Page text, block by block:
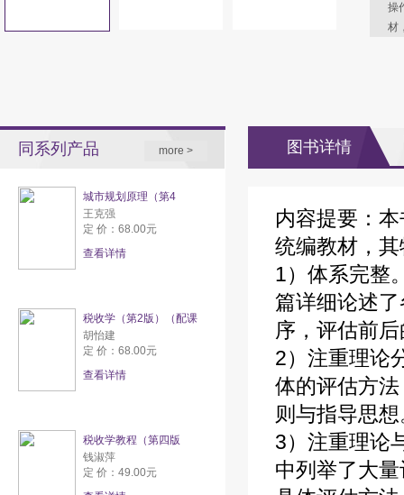
操
材
同系列产品 more >
城市规划原理（第4
王克强
定 价：68.00元
查看详情
税收学（第2版）（配课
胡怡建
定 价：68.00元
查看详情
税收学教程（第四版
钱淑萍
定 价：49.00元
图书详情
内容提要：
统编教材，
1）体系完整
篇详细论述
序，评估前
2）注重理论
体的评估方
则与指导思
3）注重理论
中列举了大